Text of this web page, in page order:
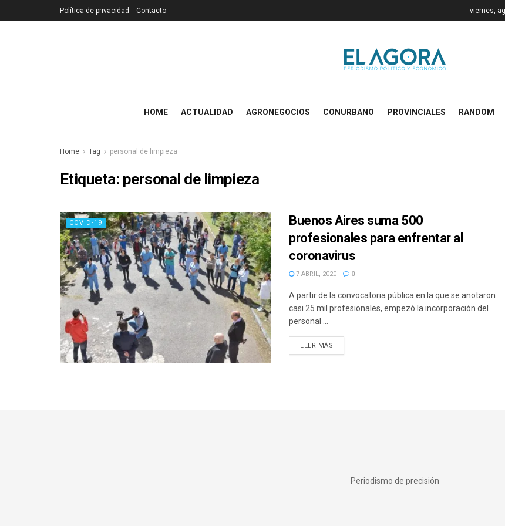
Política de privacidad Contacto viernes,
HOME ACTUALIDAD AGRONEGOCIOS CONURBANO PROVINCIALES RANDOM
Home Tag personal de limpieza
Etiqueta: personal de limpieza
COVID-19
Buenos Aires suma 500
profesionales para enfrentar al
coronavirus
7 ABRIL, 2020 0
A partir de la convocatoria pública en la que se anotaron
casi 25 mil profesionales, empezó la incorporación del
personal ...
LEER MÁS
Periodismo de precisión